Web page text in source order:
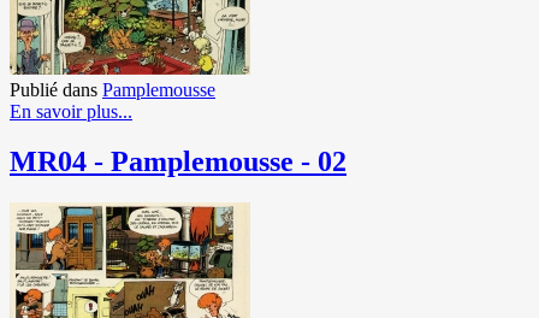
Publié dans Pamplemousse
En savoir plus...
MR04 - Pamplemousse - 02